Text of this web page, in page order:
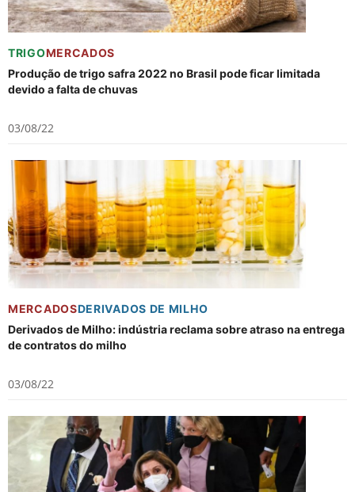
TRIGOMERCADOS
Produção de trigo safra 2022 no Brasil pode ficar limitada
devido a falta de chuvas
03/08/22
MERCADOSDERIVADOS DE MILHO
Derivados de Milho: indústria reclama sobre atraso na entrega
de contratos do milho
03/08/22